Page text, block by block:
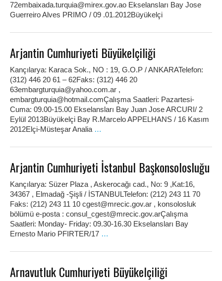
72embaixada.turquia@mirex.gov.ao Ekselansları Bay Jose
Guerreiro Alves PRIMO / 09 .01.2012Büyükelçi
Arjantin Cumhuriyeti Büyükelçiliği
Kançılarya: Karaca Sok., NO : 19, G.O.P / ANKARATelefon:
(312) 446 20 61 – 62Faks: (312) 446 20
63embargturquia@yahoo.com.ar ,
embargturquia@hotmail.comÇalışma Saatleri: Pazartesi-
Cuma: 09.00-15.00 Ekselansları Bay Juan Jose ARCURI/ 2
Eylül 2013Büyükelçi Bay R.Marcelo APPELHANS / 16 Kasım
2012Elçi-Müsteşar Analia …
Arjantin Cumhuriyeti İstanbul Başkonsolosluğu
Kançılarya: Süzer Plaza , Askerocağı cad., No: 9 ,Kat:16,
34367 , Elmadağ -Şişli / İSTANBULTelefon: (212) 243 11 70
Faks: (212) 243 11 10 cgest@mrecic.gov.ar , konsolosluk
bölümü e-posta : consul_cgest@mrecic.gov.arÇalışma
Saatleri: Monday- Friday: 09.30-16.30 Ekselansları Bay
Ernesto Mario PFIRTER/17 …
Arnavutluk Cumhuriyeti Büyükelçiliği